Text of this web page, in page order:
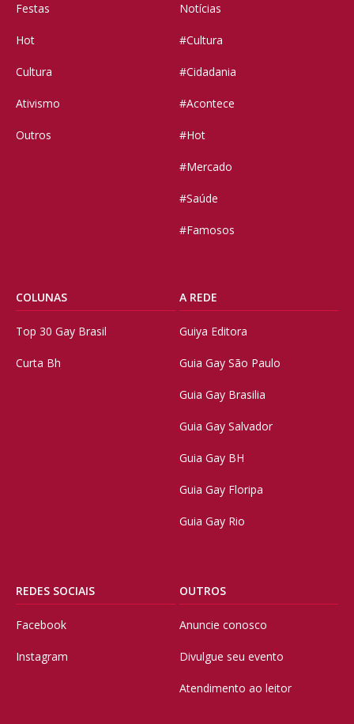
Festas
Hot
Cultura
Ativismo
Outros
Notícias
#Cultura
#Cidadania
#Acontece
#Hot
#Mercado
#Saúde
#Famosos
COLUNAS
Top 30 Gay Brasil
Curta Bh
A REDE
Guiya Editora
Guia Gay São Paulo
Guia Gay Brasilia
Guia Gay Salvador
Guia Gay BH
Guia Gay Floripa
Guia Gay Rio
REDES SOCIAIS
Facebook
Instagram
OUTROS
Anuncie conosco
Divulgue seu evento
Atendimento ao leitor